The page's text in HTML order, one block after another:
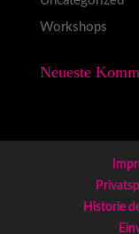
Workshops
Neueste
Historie